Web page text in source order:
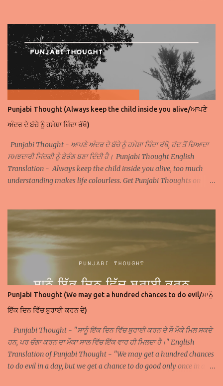
Get Punjabi Thoughts on WhatsApp Join Facebook Page of
Punjabi Thoughts
Punjabi Thought (Always keep the child inside you alive/ਆਪਣੇ
ਅੰਦਰ ਦੇ ਬੱਚੇ ਨੂੰ ਹਮੇਸ਼ਾ ਜ਼ਿੰਦਾ ਰੱਖੋ)
Punjabi Thought - ਆਪਣੇ ਅੰਦਰ ਦੇ ਬੱਚੇ ਨੂੰ ਹਮੇਸ਼ਾ ਜ਼ਿੰਦਾ ਰੱਖੋ, ਹੱਦ ਤੋਂ ਜ਼ਿਆਦਾ
ਸਮਝਦਾਰੀ ਜਿਂਦਗੀ ਨੂੰ ਬੇਰੰਗ ਬਣਾ ਦਿੰਦੀ ਹੈ। Punjabi Thought English
Translation - Always keep the child inside you alive, too much
understanding makes life colourless. Get Punjabi Thoughts on
Punjabi Thought (We may get a hundred chances to do evil/ਸਾਨੂੰ
ਇੱਕ ਦਿਨ ਵਿੱਚ ਬੁਰਾਈ ਕਰਨ ਦੇ)
Punjabi Thought - "ਸਾਨੂੰ ਇੱਕ ਦਿਨ ਵਿੱਚ ਬੁਰਾਈ ਕਰਨ ਦੇ ਸੌ ਮੌਕੇ ਮਿਲ ਸਕਦੇ
ਹਨ, ਪਰ ਚੰਗਾ ਕਰਨ ਦਾ ਮੌਕਾ ਸਾਲ ਵਿੱਚ ਇੱਕ ਵਾਰ ਹੀ ਮਿਲਦਾ ਹੈ।" English
Translation of Punjabi Thought - "We may get a hundred chances
to do evil in a day, but we get a chance to do good only once in a